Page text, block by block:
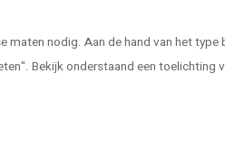
nodig. Aan de hand van het type
Bekijk onderstaand een toelichting